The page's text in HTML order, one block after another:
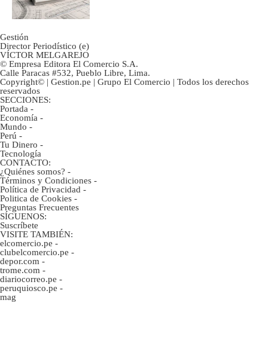
Gestión
Director Periodístico (e)
VÍCTOR MELGAREJO
© Empresa Editora El Comercio S.A.
Calle Paracas #532, Pueblo Libre, Lima.
Copyright© | Gestion.pe | Grupo El Comercio | Todos los derechos
reservados
SECCIONES:
Portada -
Economía -
Mundo -
Perú -
Tu Dinero -
Tecnología
CONTACTO:
¿Quiénes somos? -
Términos y Condiciones -
Política de Privacidad -
Politica de Cookies -
Preguntas Frecuentes
SÍGUENOS:
Suscríbete
VISITE TAMBIÉN:
elcomercio.pe -
clubelcomercio.pe -
depor.com -
trome.com -
diariocorreo.pe -
peruquiosco.pe -
mag